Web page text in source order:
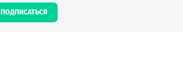
ПОДПИСАТЬСЯ